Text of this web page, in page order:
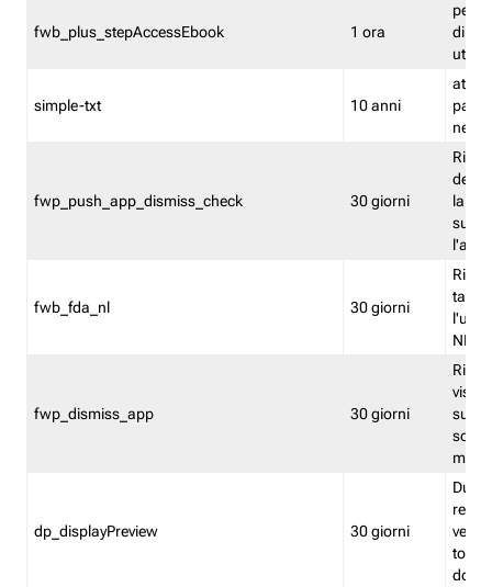
fwb_plus_stepAccessEbook 1 ora
di un
simple-txt 10 anni
attiva
fwp_push_app_dismiss_check 30 giorni
la
fwb_fda_nl 30 giorni
NL
fwp_dismiss_app 30 giorni
visto
dp_displayPreview 30 giorni
torna
dopo